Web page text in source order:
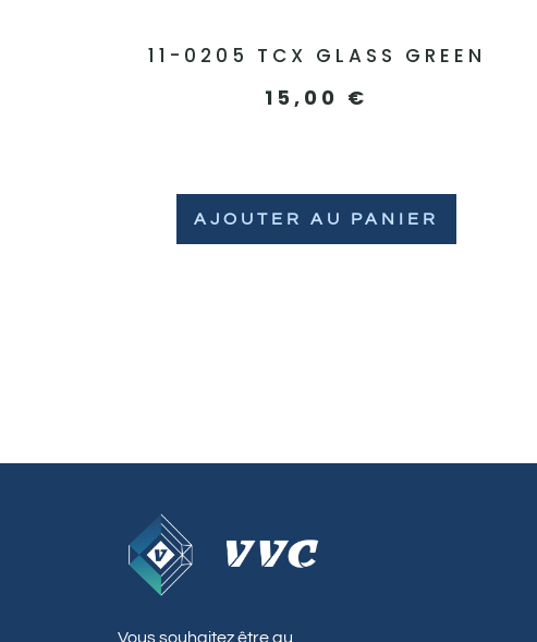
11-0205 TCX GLASS GREEN
15,00 €
AJOUTER AU PANIER
Vous souhaitez être au